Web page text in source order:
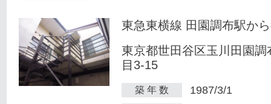
東急東横線 田園調布駅か
東京都世田谷区玉川田園調
目3-15
築 年 数 1987/3/1